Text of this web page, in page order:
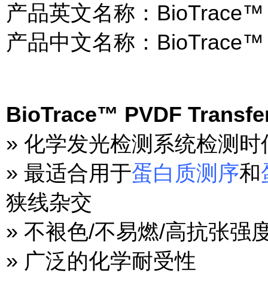
产品英文名称：
产品中文名称：
BioTrace™ PVDF
» 化学发光检测系统检测时
» 最适合用于蛋白质测序和
狭线杂交
» 不裉色/不易燃/高抗张强
» 广泛的化学耐受性